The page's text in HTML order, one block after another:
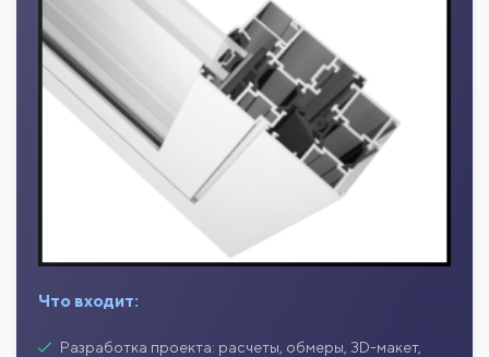
Что входит:
Разработка проекта: расчеты, обмеры, 3D-макет,